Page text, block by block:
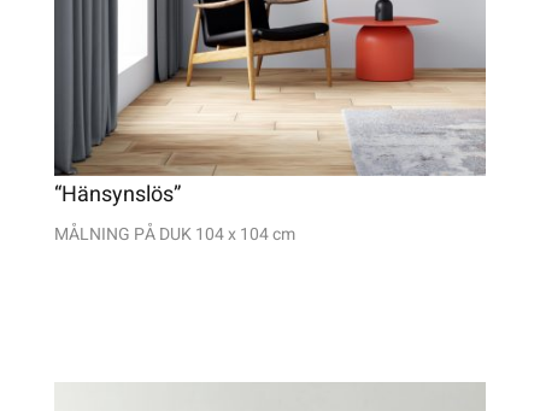
“Hänsynslös”
MÅLNING PÅ DUK 104 x 104 cm